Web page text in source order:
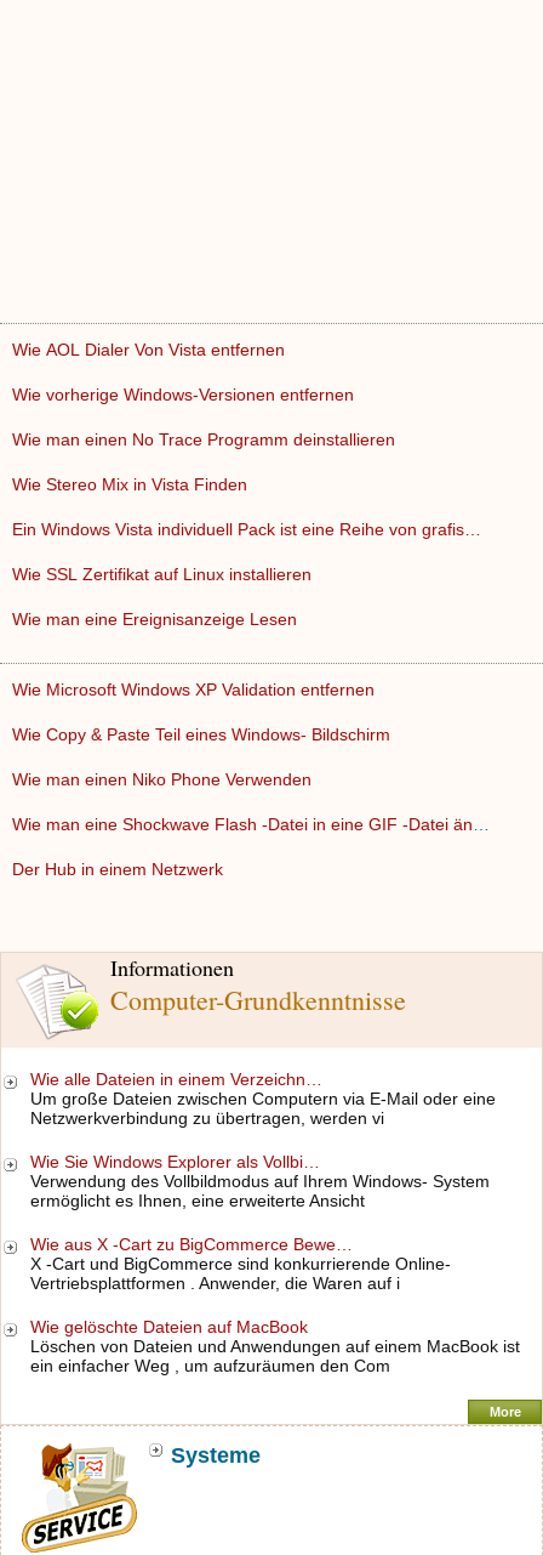
Informationen
Computer-Grundkenntnisse
Wie alle Dateien in einem Verzeichn…
Um große Dateien zwischen Computern via E-Mail oder eine
Netzwerkverbindung zu übertragen, werden vi
Wie Sie Windows Explorer als Vollbi…
Verwendung des Vollbildmodus auf Ihrem Windows- System
ermöglicht es Ihnen, eine erweiterte Ansicht
Wie aus X -Cart zu BigCommerce Bewe…
X -Cart und BigCommerce sind konkurrierende Online-
Vertriebsplattformen . Anwender, die Waren auf i
Wie gelöschte Dateien auf MacBook
Löschen von Dateien und Anwendungen auf einem MacBook ist
ein einfacher Weg , um aufzuräumen den Com
More
Systeme
Wie AOL Dialer Von Vista entfernen
Wie vorherige Windows-Versionen entfernen
Wie man einen No Trace Programm deinstallieren
Wie Stereo Mix in Vista Finden
Ein Windows Vista individuell Pack ist eine Reihe von grafis…
Wie SSL Zertifikat auf Linux installieren
Wie man eine Ereignisanzeige Lesen
Wie Microsoft Windows XP Validation entfernen
Wie Copy & Paste Teil eines Windows- Bildschirm
Wie man einen Niko Phone Verwenden
Der Hub in einem Netzwerk